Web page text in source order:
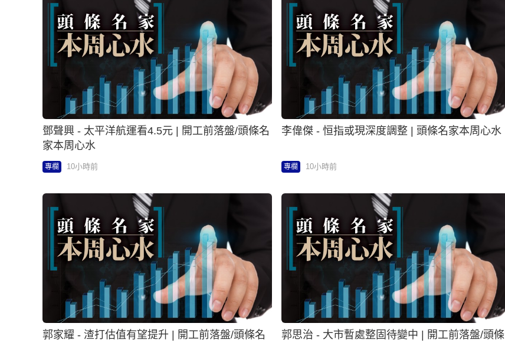
鄧聲興 - 太平洋航運看4.5元 | 開工前落盤/頭條名
家本周心水
專欄 10小時前
李偉傑 - 恒指或現深度調整 | 頭條名家本周心水
專欄 10小時前
郭家耀 - 渣打估值有望提升 | 開工前落盤/頭條名
郭思治 - 大市暫處整固待變中 | 開工前落盤/頭條